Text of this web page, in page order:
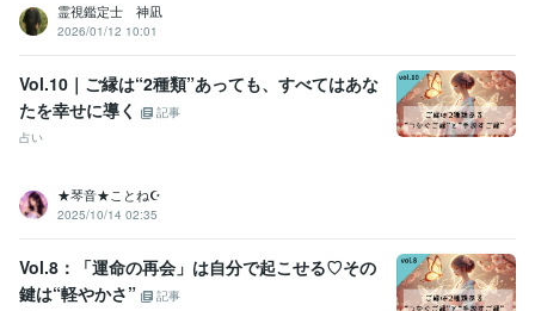
霊視鑑定士 神凪
2026/01/12 10:01
Vol.10｜ご縁は“2種類”あっても、すべてはあな
たを幸せに導く
記事
占い
★琴音★ことね☪️
2025/10/14 02:35
Vol.8：「運命の再会」は自分で起こせる♡その
鍵は“軽やかさ”
記事